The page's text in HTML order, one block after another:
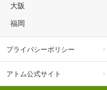
大阪
福岡
プライバシーポリシー
アトム公式サイト